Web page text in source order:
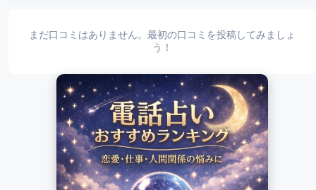
まだ口コミはありません。最初の口コミを投稿してみましょ
う！